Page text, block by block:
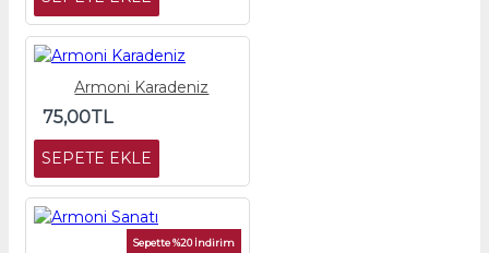
Armoni Karadeniz
75,00TL
SEPETE EKLE
Sepette %20 İndirim